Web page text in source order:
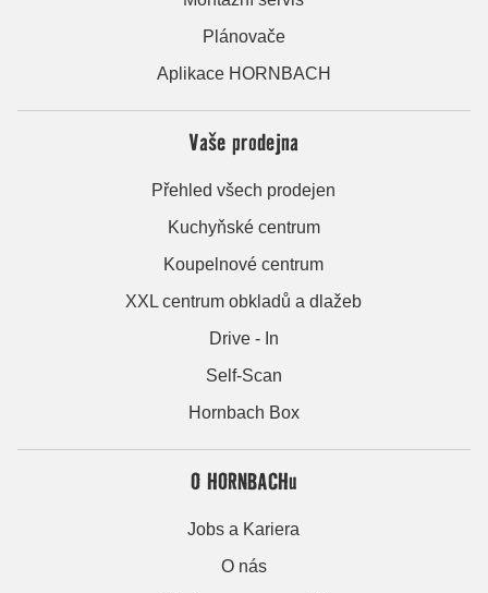
Plánovače
Aplikace HORNBACH
Vaše prodejna
Přehled všech prodejen
Kuchyňské centrum
Koupelnové centrum
XXL centrum obkladů a dlažeb
Drive - In
Self-Scan
Hornbach Box
O HORNBACHu
Jobs a Kariera
O nás